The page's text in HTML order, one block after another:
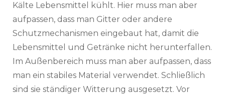
Kälte Lebensmittel kühlt. Hier muss man aber
aufpassen, dass man Gitter oder andere
Schutzmechanismen eingebaut hat, damit die
Lebensmittel und Getränke nicht herunterfallen.
Im Außenbereich muss man aber aufpassen, dass
man ein stabiles Material verwendet. Schließlich
sind sie ständiger Witterung ausgesetzt. Vor